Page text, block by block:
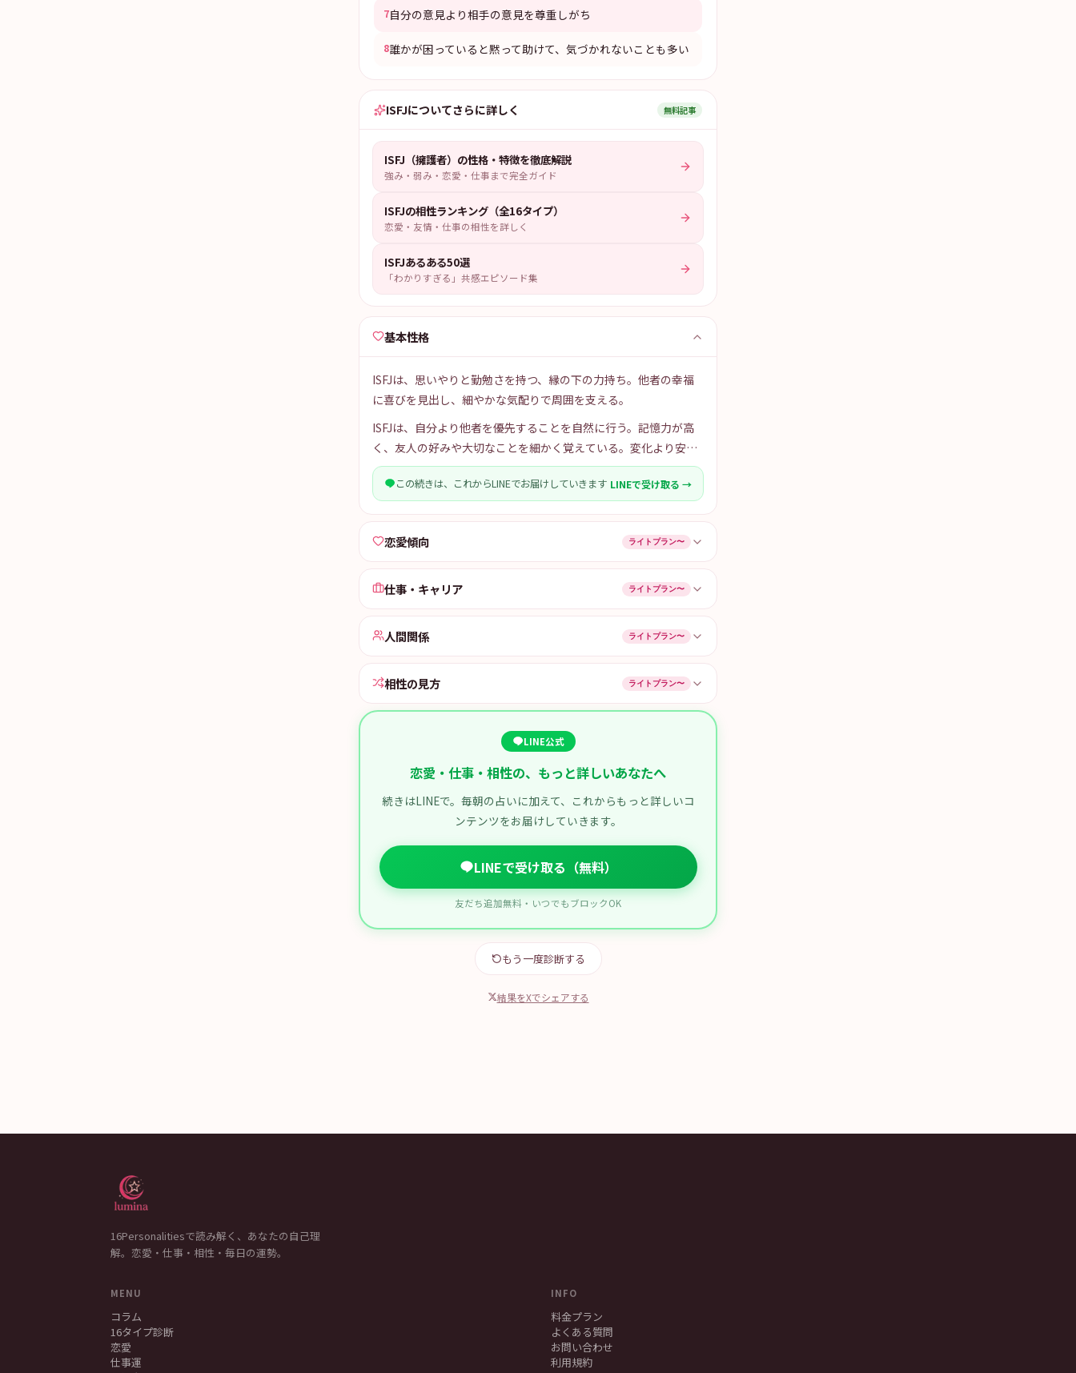
7自分の意見より相手の意見を尊重しがち
8誰かが困っていると黙って助けて、気づかれないことも多い
ISFJについてさらに詳しく 無料記事
ISFJ（擁護者）の性格・特徴を徹底解説
強み・弱み・恋愛・仕事まで完全ガイド
ISFJの相性ランキング（全16タイプ）
恋愛・友情・仕事の相性を詳しく
ISFJあるある50選
「わかりすぎる」共感エピソード集
基本性格
ISFJは、思いやりと勤勉さを持つ、縁の下の力持ち。他者の幸福
に喜びを見出し、細やかな気配りで周囲を支える。
ISFJは、自分より他者を優先することを自然に行う。記憶力が高
く、友人の好みや大切なことを細かく覚えている。変化より安定
を好み、慣れた環境でこそ力を発揮する。感情を表に出すことは
少ないが、深く共感し、相手の痛みを静かに受け取る能力があ
この続きは、これからLINEでお届けしていきます LINEで受け取る →
恋愛傾向 ライトプラン〜
仕事・キャリア ライトプラン〜
人間関係 ライトプラン〜
相性の見方 ライトプラン〜
LINE公式
恋愛・仕事・相性の、もっと詳しいあなたへ
続きはLINEで。毎朝の占いに加えて、これからもっと詳しいコ
ンテンツをお届けしていきます。
LINEで受け取る（無料）
友だち追加無料・いつでもブロックOK
もう一度診断する
結果をXでシェアする
16Personalitiesで読み解く、あなたの自己理
解。恋愛・仕事・相性・毎日の運勢。
MENU
コラム
16タイプ診断
恋愛
仕事運
INFO
料金プラン
よくある質問
お問い合わせ
利用規約